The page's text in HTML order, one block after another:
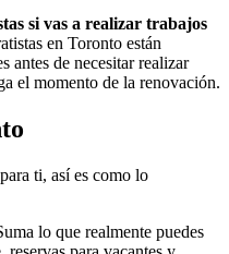
si vas a realizar trabajos
en Toronto están
antes de necesitar realizar
el momento de la renovación.
ti, así es como lo
lo que realmente puedes